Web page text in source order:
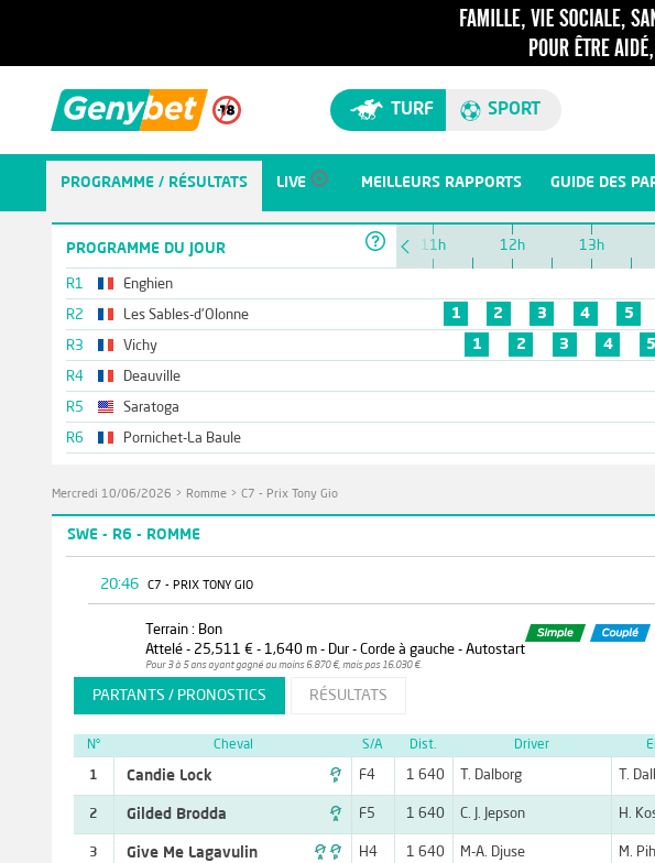
TURF SPORT
PROGRAMME / RÉSULTATS LIVE MEILLEURS RAPPORTS GUIDE DES
PROGRAMME DU JOUR
R1 Enghien
R2 Les Sables-d'Olonne
R3 Vichy
R4 Deauville
R5 Saratoga
R6 Pornichet-La Baule
11h 12h 13h
1
2 3 4 5
1
2 3 4 5
Mercredi 10/06/2026 > Romme > C7 - Prix Tony Gio
SWE - R6 - ROMME
20:46 C7 - PRIX TONY GIO
Terrain : Bon
Attelé - 25,511 € - 1,640 m - Dur - Corde à gauche - Autostart
Pour 3 à 5 ans ayant gagné au moins 6.870 €, mais pas 16.030 €.
PARTANTS / PRONOSTICS RÉSULTATS
N° Cheval S/A Dist. Driver
1 Candie Lock  F4 1 640 T. Dalborg T.
2 Gilded Brodda  F5 1 640 C. J. Jepson H.
3 Give Me Lagavulin  H4 1 640 M-A. Djuse M.